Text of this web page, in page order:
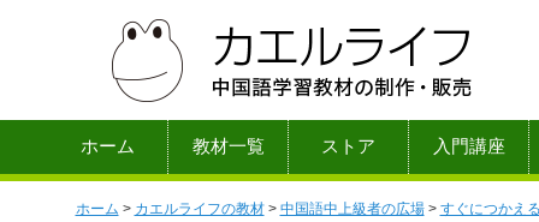
ホーム 教材一覧 ストア 入門講座
ホーム > カエルライフの教材> 中国語中上級者の広場> すぐにつかえ